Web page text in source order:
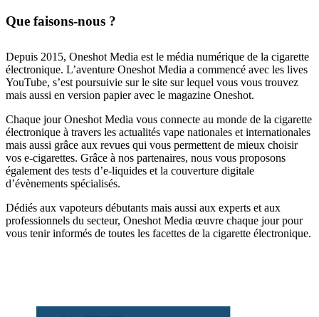
Que faisons-nous ?
Depuis 2015, Oneshot Media est le média numérique de la cigarette
électronique. L’aventure Oneshot Media a commencé avec les lives
YouTube, s’est poursuivie sur le site sur lequel vous vous trouvez
mais aussi en version papier avec le magazine Oneshot.
Chaque jour Oneshot Media vous connecte au monde de la cigarette
électronique à travers les actualités vape nationales et internationales
mais aussi grâce aux revues qui vous permettent de mieux choisir
vos e-cigarettes. Grâce à nos partenaires, nous vous proposons
également des tests d’e-liquides et la couverture digitale
d’évènements spécialisés.
Dédiés aux vapoteurs débutants mais aussi aux experts et aux
professionnels du secteur, Oneshot Media œuvre chaque jour pour
vous tenir informés de toutes les facettes de la cigarette électronique.